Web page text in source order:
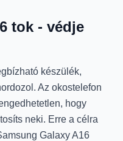
tok - védje
készülék,
Az okostelefon
hogy
neki. Erre a célra
Galaxy A16